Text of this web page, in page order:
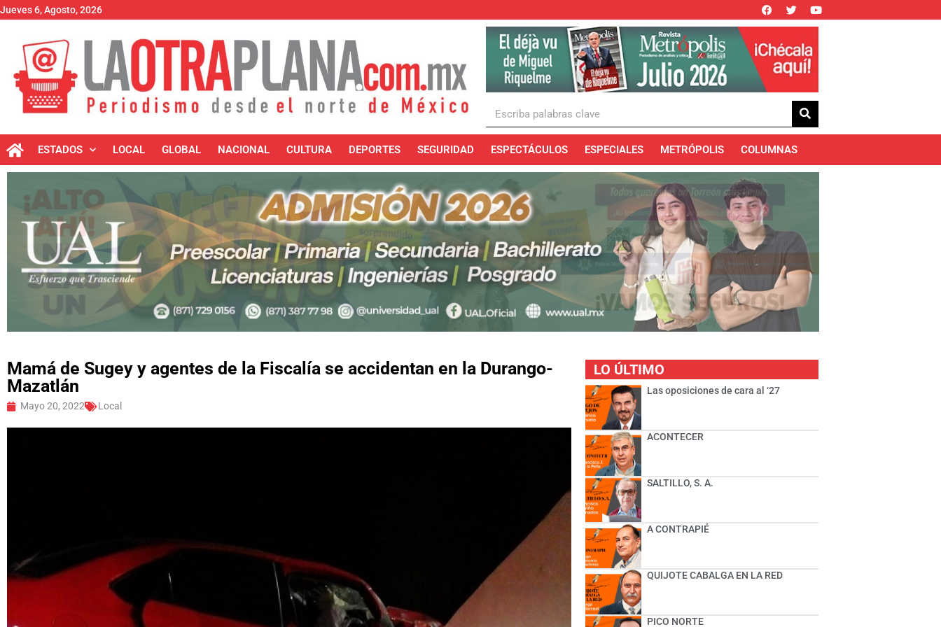
Jueves 6, Agosto, 2026
ESTADOS LOCAL GLOBAL NACIONAL CULTURA DEPORTES SEGURIDAD ESPECTÁCULOS ESPECIALES METRÓPOLIS COLUMNAS
Mamá de Sugey y agentes de la Fiscalía se accidentan en la Durango-
Mazatlán
Mayo 20, 2022 Local
LO ÚLTIMO
Las oposiciones de cara al ‘27
ACONTECER
SALTILLO, S. A.
A CONTRAPIÉ
QUIJOTE CABALGA EN LA RED
PICO NORTE